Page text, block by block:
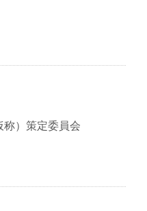
称）策定委員会